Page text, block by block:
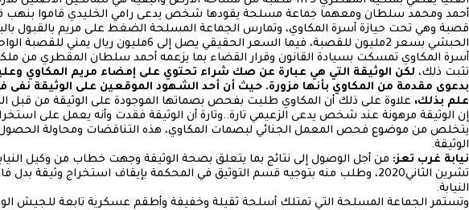
قصبة وهي تحت حيازة أسرة المكاوي، وتمارس الجماعة المسلحة الضغط على مريم
الحبشي بسعر 2مليون للقصبة، فيما السعر الحقيقي يصل إلى 6مليون ريال يمني للقصبة الواحدة.
أسرة المكاوي تمسكت بسيادة القانون وقرار القضاء بما يزعمه أحمد سلطان المقطري من
تثبت ذلك، لكن الوثيقة التي هي عبارة عن صك شراء تحتوي على إمضاء مريم المكاوي
بدعوى مقدمة من المكاوي بأنها مزورة. حيث أن أحد الشهود الموقعين على الوثيقة نفى
علم بذلك، علاوة على ذلك أن المكاوي طلبت بفحص بصماتها الموجودة على الوثيقة من قبل
إن الوثيقة مرهونة عند شخص يدعى الزعيمي تارة..وتارة أن الوثيقة فقدت وأنه يعمل على
يتخلص من موضوع فحص المعمل الجنائي لبصمات المكاوي، هذه التناقضات ومحاولة
الوثيقة.
نيابة غرب تعز:
تشرين الثاني2020، وطلب منه بتوجيه قسم التوثيق في المحكمة بإيقاف استخراج
النيابة.
وتستمر الجماعة المسلحة التي تمتلك أسلحة ثقيلة وخفيفة وأطقم عسكرية تابعة للجيش